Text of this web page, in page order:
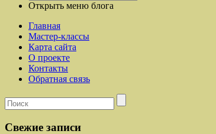
Открыть меню блога
Главная
Мастер-классы
Карта сайта
О проекте
Контакты
Обратная связь
Свежие записи